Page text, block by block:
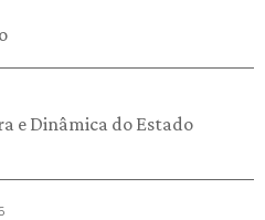
e Dinâmica do Estado